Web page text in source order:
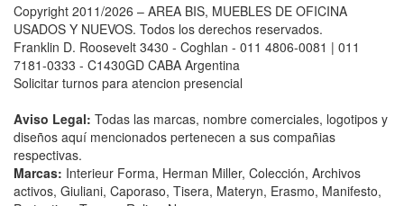
Copyright 2011/2026 – AREA BIS, MUEBLES DE OFICINA
USADOS Y NUEVOS. Todos los derechos reservados.
Franklin D. Roosevelt 3430 - Coghlan - 011 4806-0081 | 011
7181-0333 - C1430GD CABA Argentina
Solicitar turnos para atencion presencial
Aviso Legal: Todas las marcas, nombre comerciales, logotipos y
diseños aquí mencionados pertenecen a sus compañias
respectivas.
Marcas: Interieur Forma, Herman Miller, Colección, Archivos
activos, Giuliani, Caporaso, Tisera, Materyn, Erasmo, Manifesto,